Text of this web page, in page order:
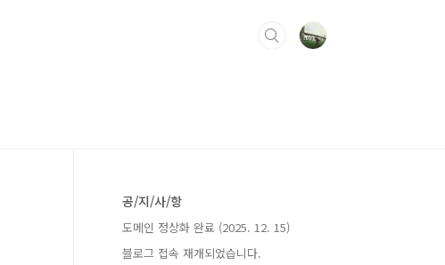
공/지/사/항
도메인 정상화 완료 (2025. 12. 15)
블로그 접속 재개되었습니다.